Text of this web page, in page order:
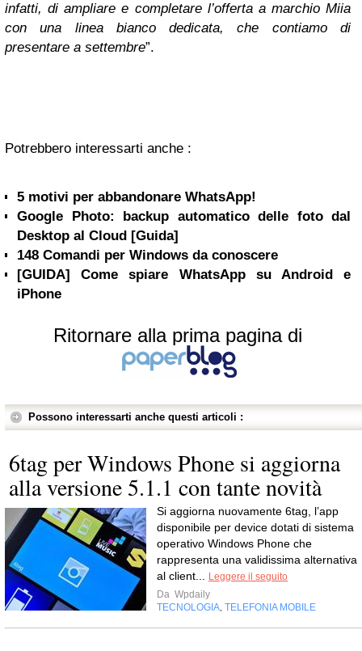
infatti, di ampliare e completare l’offerta a marchio Miia
con una linea bianco dedicata, che contiamo di
presentare a settembre”.
Potrebbero interessarti anche :
5 motivi per abbandonare WhatsApp!
Google Photo: backup automatico delle foto dal
Desktop al Cloud [Guida]
148 Comandi per Windows da conoscere
[GUIDA] Come spiare WhatsApp su Android e
iPhone
Ritornare alla prima pagina di
Possono interessarti anche questi articoli :
6tag per Windows Phone si aggiorna
alla versione 5.1.1 con tante novità
Si aggiorna nuovamente 6tag, l’app
disponibile per device dotati di sistema
operativo Windows Phone che
rappresenta una validissima alternativa
al client...
Leggere il seguito
Da Wpdaily
TECNOLOGIA TELEFONIA MOBILE